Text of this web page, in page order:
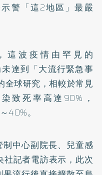
警「這2地區」最嚴
這波疫情由罕見的
達到「大流行緊急事
全球研究 ，相較於常見
致死率高達90%，
40%。
中心副院長、兒童感
記者電訪表示，此次